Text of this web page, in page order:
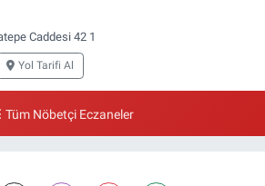
Caddesi 42 1
Yol Tarifi Al
Tüm Nöbetçi Eczaneler